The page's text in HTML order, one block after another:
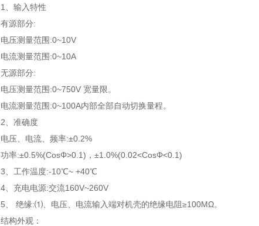
1、输入特性
有源部分:
电压测量范围:0~10V
电流测量范围:0~10A
无源部分:
电压测量范围:0~750V 宽量限。
电流测量范围:0~100A内部全部自动切换量程。
2、准确度
电压、电流、频率:±0.2%
功率:±0.5%(CosΦ>0.1)，±1.0%(0.02<CosΦ<0.1)
3、工作温度:-10℃~ +40℃
4、充电电源:交流160V~260V
5、 绝缘:⑴、电压、电流输入端对机壳的绝缘电阻≥100MΩ。
结构外观：